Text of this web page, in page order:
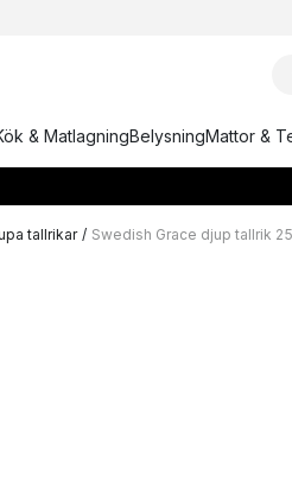
& MatlagningBelysningMattor &
tallrikar / Swedish Grace djup tallrik